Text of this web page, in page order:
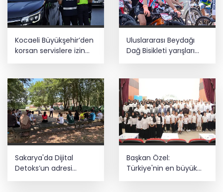
Kocaeli Büyükşehir’den
korsan servislere izin
yok
Uluslararası Beydağı
Dağ Bisikleti yarışları
sona erdi
Sakarya'da Dijital
Detoks’un adresi
Başkan Özel:
Türkiye'nin en büyük